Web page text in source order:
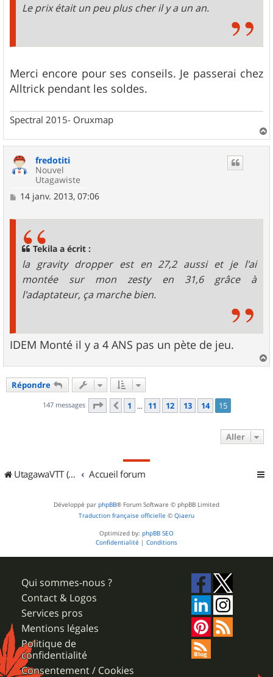
Le prix était un peu plus cher il y a un an.
Merci encore pour ses conseils. Je passerai chez
Alltrick pendant les soldes.
Spectral 2015- Oruxmap
a
fredotiti
Nouvel
Utagawiste
M14 janv. 2013, 07:06
Tekila a écrit :
la gravity dropper est en 27,2 aussi et je l'ai
montée sur mon zesty en 31,6 grâce à
l'adaptateur, ça marche bien.
IDEM Monté il y a 4 ANS pas un pète de jeu.
a
Répondre
147 messages Page 15 sur15
Précédent
1 … 11 12 13 14 15
Aller
UtagawaVTT (Randos VTT et VTTAE avec traces GPS) Accueil forum
Développé par phpBB® Forum Software © phpBB Limited
Traduction française officielle © Qiaeru
Optimized by: phpBB SEO
Confidentialité | Conditions
Qui sommes-nous ?
Contact & Logos
Services pros
Mentions légales
Politique de
confidentialité
Consentement / Cookies